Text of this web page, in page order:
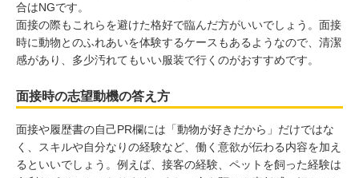
合はNGです。
面接の際もこれらを避けた格好で臨んだ方がいいでしょう。面接
時に動物とのふれあいを体験するケースもあるようなので、清潔
感があり、多少汚れてもいい服装で行くのがおすすめです。
面接時の志望動機の答え方
面接や履歴書の自己PR欄には「動物が好きだから」だけではな
く、スキルや自分なりの経験など、働く意欲が伝わる内容を加え
るといいでしょう。例えば、接客の経験、ペットを飼った経験は